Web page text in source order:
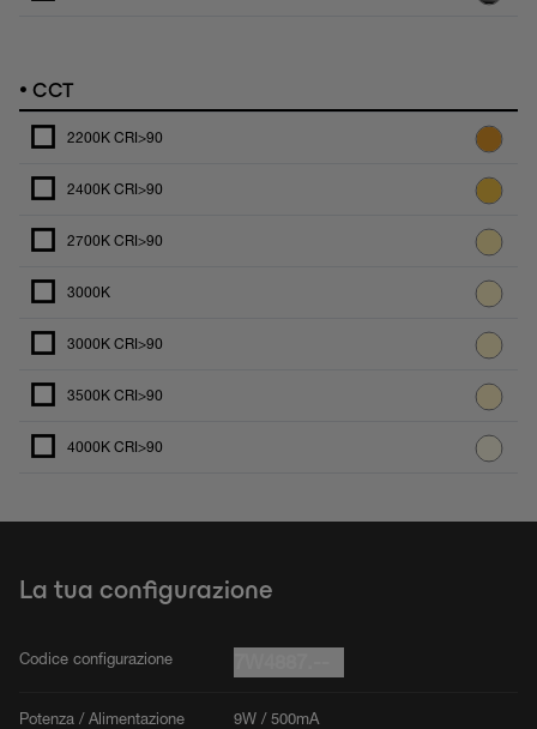
• CCT
2200K CRI>90
2400K CRI>90
2700K CRI>90
3000K
3000K CRI>90
3500K CRI>90
4000K CRI>90
La tua configurazione
Codice configurazione
Potenza / Alimentazione 9W / 500mA